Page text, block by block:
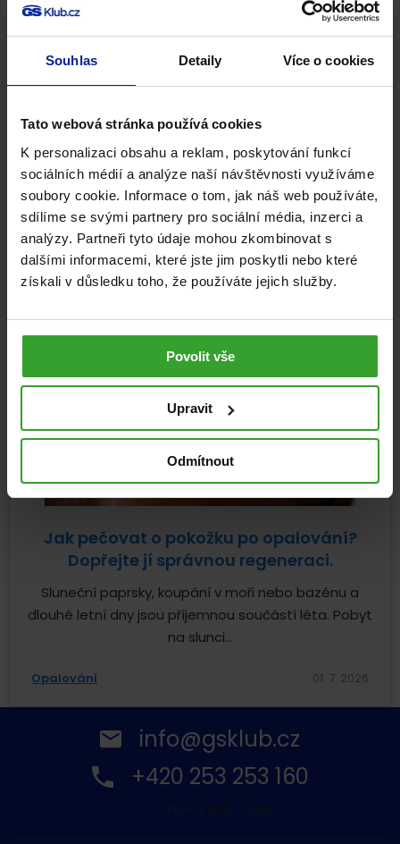
Souhlas Detaily Více o cookies
Tato webová stránka používá cookies
K personalizaci obsahu a reklam, poskytování funkcí
sociálních médií a analýze naší návštěvnosti využíváme
soubory cookie. Informace o tom, jak náš web používáte,
sdílíme se svými partnery pro sociální média, inzerci a
analýzy. Partneři tyto údaje mohou zkombinovat s
dalšími informacemi, které jste jim poskytli nebo které
získali v důsledku toho, že používáte jejich služby.
Povolit vše
Upravit
Odmítnout
Nejlepší potraviny pro pevné kosti i při
osteoporóze
Pevné kosti nejsou samozřejmostí. Kostní tkáň se po
celý život neustále obnovuje a reaguje na to, co jíme,...
Pohybová soustava Zdravá výživa 22. 7. 2026
Jak pečovat o pokožku po opalování?
Dopřejte jí správnou regeneraci.
Sluneční paprsky, koupání v moři nebo bazénu a
dlouhé letní dny jsou příjemnou součástí léta. Pobyt
na slunci...
Opalování 01. 7. 2026
info@gsklub.cz
+420 253 253 160